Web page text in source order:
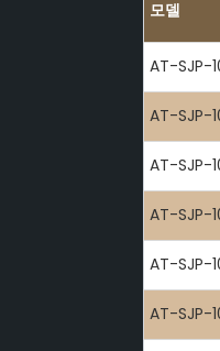
모델
AT-SJP-
AT-SJP-
AT-SJP-
AT-SJP-
AT-SJP-
AT-SJP-